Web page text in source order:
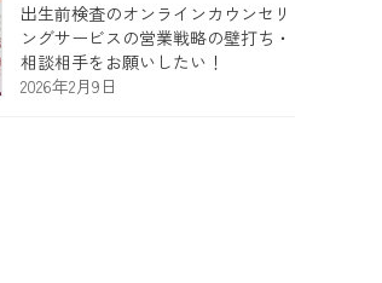
出生前検査のオンラインカウンセリ
ングサービスの営業戦略の壁打ち・
相談相手をお願いしたい！
2026年2月9日